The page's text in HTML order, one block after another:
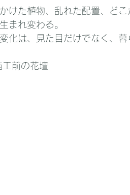
けた植物、乱れた配置、ど
まれ変わる。
化は、見た目だけでなく、
工前の花壇